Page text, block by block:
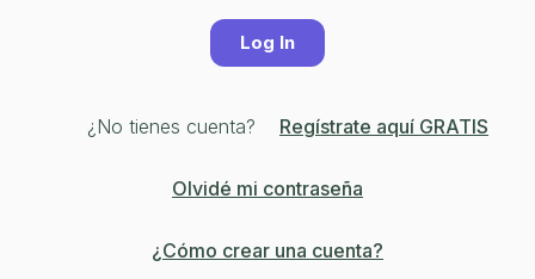
¿No tienes cuenta? Regístrate aquí GRATIS
Olvidé mi contraseña
¿Cómo crear una cuenta?